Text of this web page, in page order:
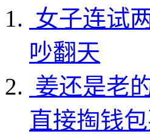
女子连试
吵翻天
姜还是老
直接掏钱